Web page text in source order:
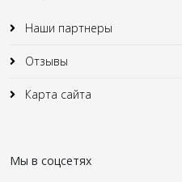
Наши партнеры
Отзывы
Карта сайта
Мы в соцсетях